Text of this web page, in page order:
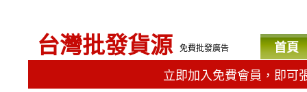
台灣批發貨源 免費批發廣告 首頁
立即加入免費會員，即可